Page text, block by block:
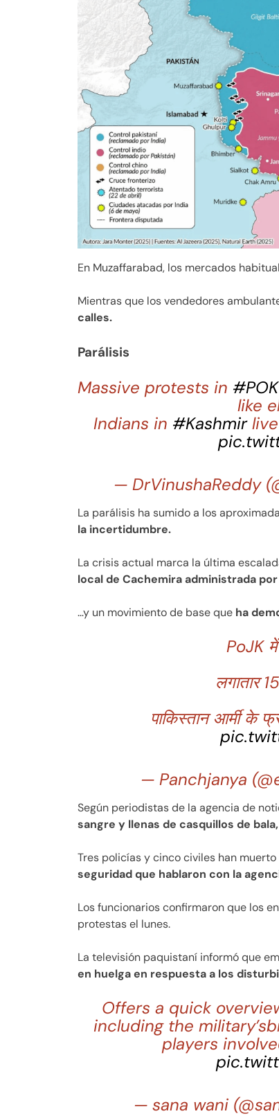
En Muzaffarabad, los mercados
Mientras que los vendedores
calles.
Parálisis
Massive protests in #POK
like
Indians in #Kashmirlive
— DrVinushaReddy
La parálisis ha sumido a los
la incertidumbre.
La crisis actual marca la última
local de Cachemira administrada
…y un movimiento de base que ha
PoJK में
लगातार
पाकिस्तान आर्मी के
— Panchjanya
Según periodistas de la agencia de
sangre y llenas de casquillos de
Tres policías y cinco civiles han
seguridad que hablaron con la
Los funcionarios confirmaron que los
protestas el lunes.
La televisión paquistaní informó que
en huelga en respuesta a los
Offers a quick
including the
players
— sana wani